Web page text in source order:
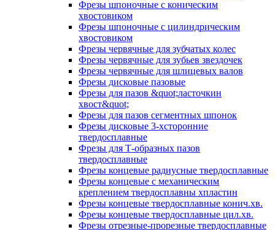
Фрезы шпоночные с коническим
хвостовиком
Фрезы шпоночные с цилиндрическим
хвостовиком
Фрезы червячные для зубчатых колес
Фрезы червячные для зубьев звездочек
Фрезы червячные для шлицевых валов
Фрезы дисковые пазовые
Фрезы для пазов &quot;ласточкин
хвост&quot;
Фрезы для пазов сегментных шпонок
Фрезы дисковые 3-хсторонние
твердосплавные
Фрезы для Т-образных пазов
твердосплавные
Фрезы концевые радиусные твердосплавные
Фрезы концевые с механическим
креплением твердосплавны хпластин
Фрезы концевые твердосплавные конич.хв.
Фрезы концевые твердосплавные цил.хв.
Фрезы отрезные-прорезные твердосплавные